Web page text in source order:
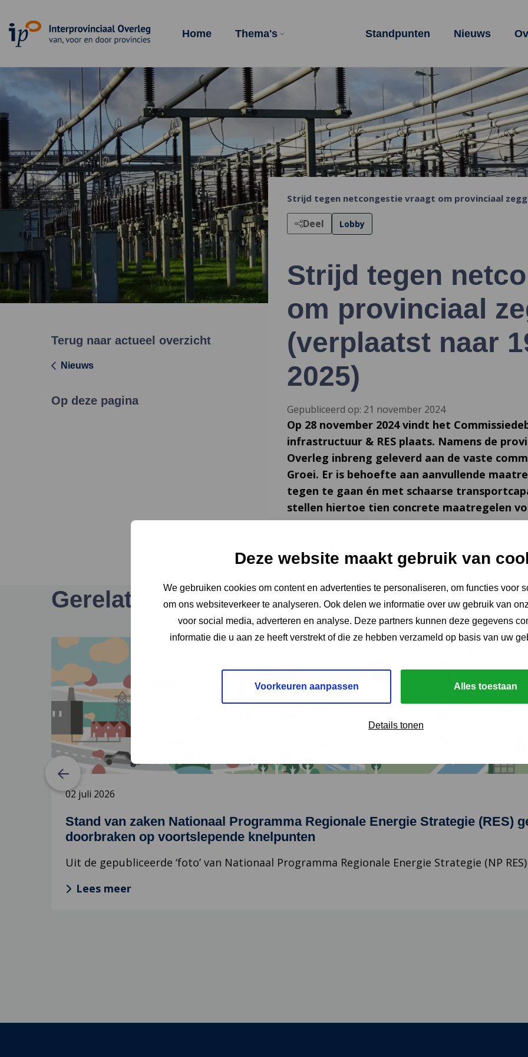
Deze website maakt gebruik van
We gebruiken cookies om content en advertenties te personaliseren, om functies voor
om ons websiteverkeer te analyseren. Ook delen we informatie over uw gebruik van
voor social media, adverteren en analyse. Deze partners kunnen deze gegevens
informatie die u aan ze heeft verstrekt of die ze hebben verzameld op basis van uw
Voorkeuren aanpassen Alles toestaan
Details tonen
Homepagina
Home Thema's Standpunten Nieuws
Terug naar actueel overzicht
Nieuws
Op deze pagina
Strijd tegen netcongestie vraagt om provinciaal
Deel Lobby
Strijd tegen
om provinciaal
(verplaatst naar
2025)
Gepubliceerd op: 21 november 2024
Op 28 november 2024 vindt het
infrastructuur & RES plaats. Namens de
Overleg inbreng geleverd aan de vaste
Groei. Er is behoefte aan aanvullende
tegen te gaan én met schaarse
stellen hiertoe tien concrete maatregelen
Lees hier onze inbreng
link
in
een
nieuw
tabblad
Gerelateerd nieuws
Stand van zaken Nationaal Programma Regionale Energie Strategie (RES)
doorbraken op voortslepende knelpunten
02 juli 2026
Uit de gepubliceerde ‘foto’ van Nationaal Programma Regionale Energie Strategie (NP
Lees meer
Lees
over
Stand
van
zaken
Nationaal
Programma
Regionale
Energie
Strategie
(RES)
gepubliceerd:
regio’s
vragen
doorbraken